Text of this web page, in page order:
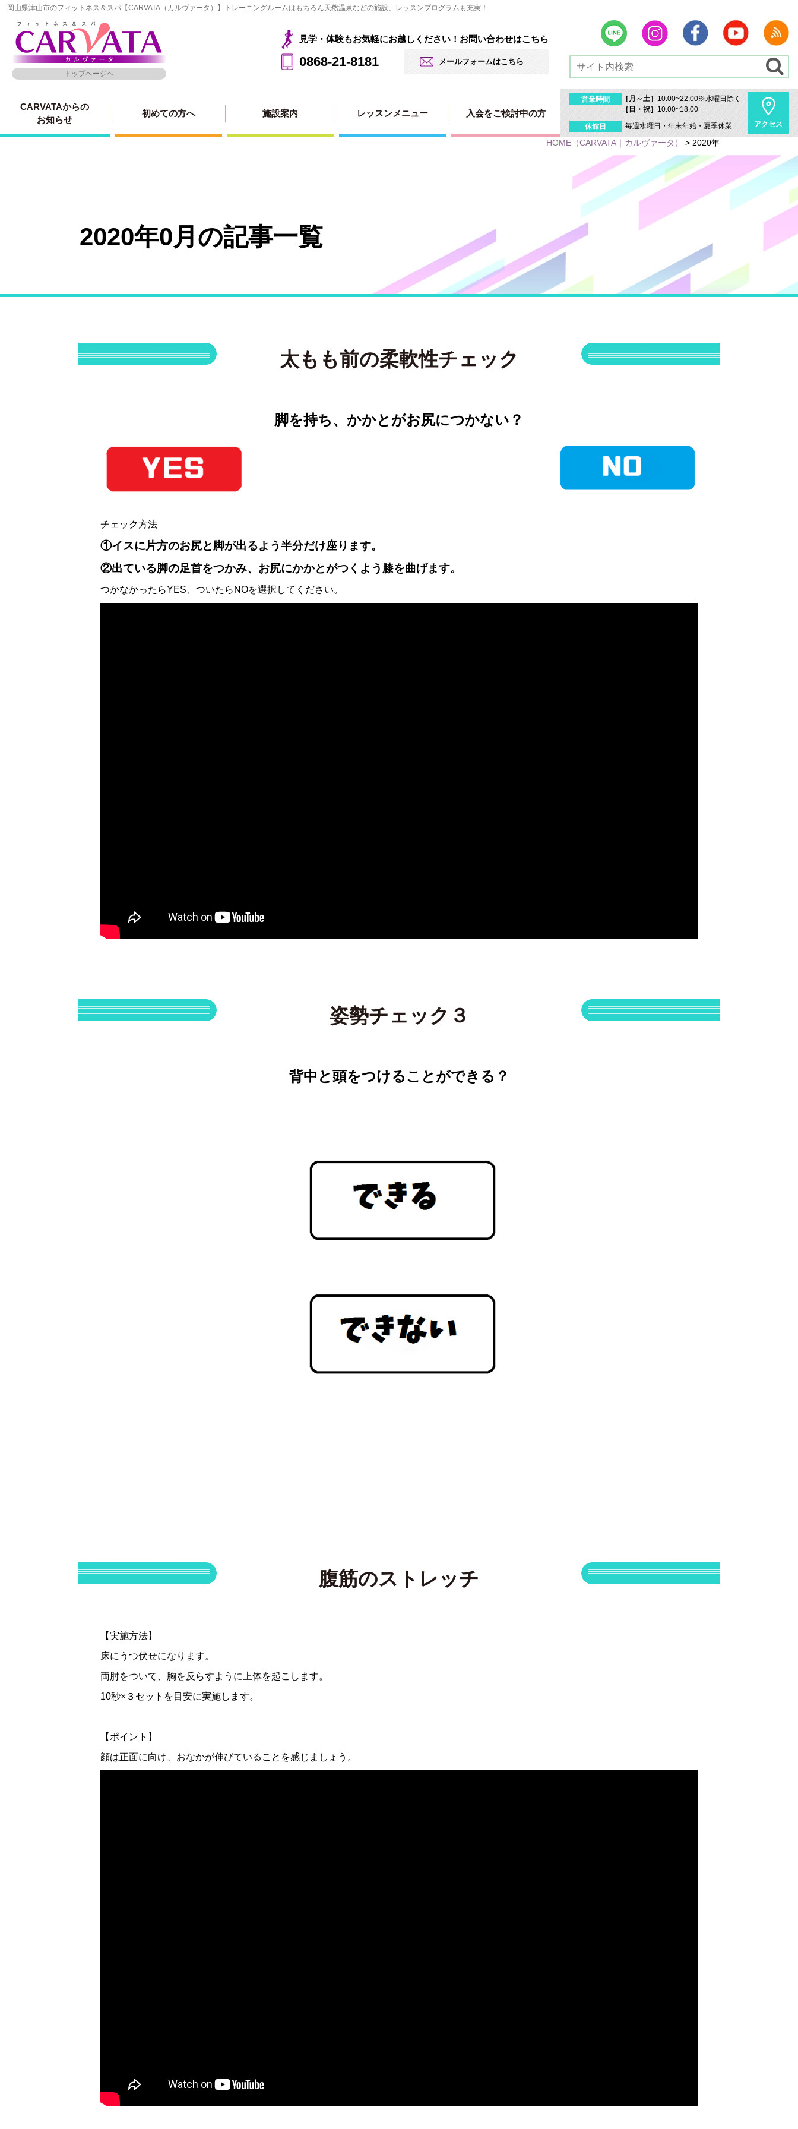
岡山県津山市のフィットネス＆スパ【CARVATA（カルヴァータ）】トレーニングルームはもちろん天然温泉などの施設、レッスンプログラムも充実！
トップページへ
見学・体験もお気軽にお越しください！お問い合わせはこちら
0868-21-8181 メールフォームはこちら
CARVATAからの
お知らせ
初めての方へ 施設案内 レッスンメニュー 入会をご検討中の方
営業時間 ［月～土］ 10:00~22:00※水曜日除く
［日・祝］ 10:00~18:00
休館日 毎週水曜日・年末年始・夏季休業 アクセス
HOME （CARVATA｜カルヴァータ） > 2020年
2020年0月の記事一覧
太もも前の柔軟性チェック
脚を持ち、かかとがお尻につかない？
チェック方法
①イスに片方のお尻と脚が出るよう半分だけ座ります。
②出ている脚の足首をつかみ、お尻にかかとがつくよう膝を曲げます。
つかなかったらYES、ついたらNOを選択してください。
姿勢チェック３
背中と頭をつけることができる？
腹筋のストレッチ
【実施方法】
床にうつ伏せになります。
両肘をついて、胸を反らすように上体を起こします。
10秒×３セットを目安に実施します。
【ポイント】
顔は正面に向け、おなかが伸びていることを感じましょう。